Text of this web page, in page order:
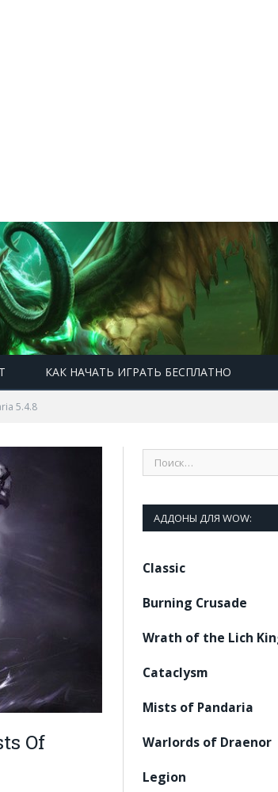
КАК НАЧАТЬ ИГРАТЬ БЕСПЛАТНО
5.4.8
Of
АДДОНЫ ДЛЯ WOW:
Classic
Burning Crusade
Wrath of the Lich
Cataclysm
Mists of Pandaria
Warlords of Draenor
Legion